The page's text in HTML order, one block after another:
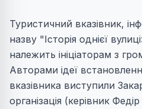
Туристичний вказівник,
назву "Історія однієї
належить ініціаторам з
Авторами ідеї
вказівника виступили
організація (керівник